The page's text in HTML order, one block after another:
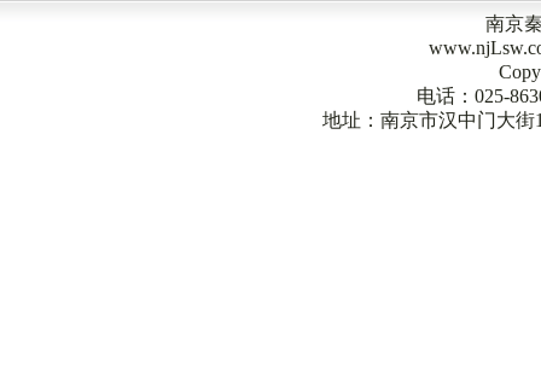
南京
电话：025-
地址：南京市汉中门大